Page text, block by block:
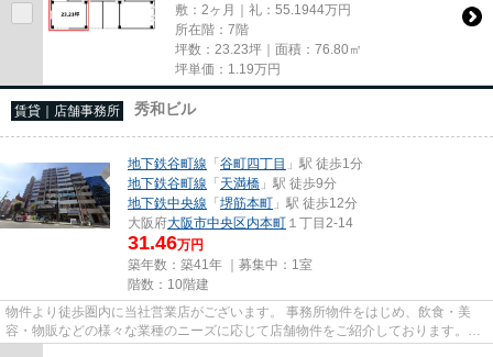
敷：2ヶ月｜礼：55.1944万円
所在階：7階
坪数：23.23坪｜面積：76.80㎡
坪単価： 1.19万円
賃貸｜店舗事務所 秀和ビル
地下鉄谷町線 「谷町四丁目 」駅 徒歩1分
地下鉄谷町線 「天満橋 」駅 徒歩9分
地下鉄中央線 「堺筋本町 」駅 徒歩12分
大阪府大阪市中央区内本町 １丁目2-14
31.46万円
築年数：築41年 ｜募集中： 1室
階数：10階建
物件より徒歩圏内に当社営業店がございます。 事務所物件をはじめ、飲食・美
容・物販などの様々な業種のニーズに応じて店舗物件をご紹介しております。
尚、弊社ではおとり広告は一切...